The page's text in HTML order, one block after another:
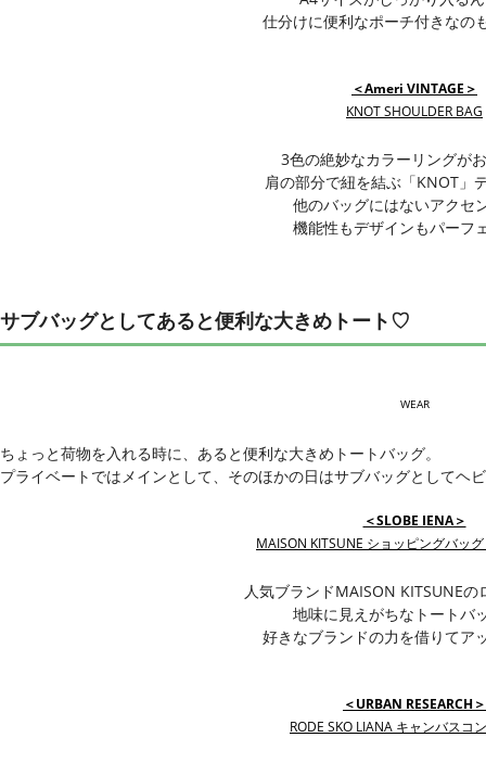
仕分けに便利なポーチ付きなの
＜Ameri VINTAGE＞
KNOT SHOULDER BAG
3色の絶妙なカラーリングが
肩の部分で紐を結ぶ「KNOT」
他のバッグにはないアクセ
機能性もデザインもパーフ
サブバッグとしてあると便利な大きめトート♡
WEAR
ちょっと荷物を入れる時に、あると便利な大きめトートバッグ。
プライベートではメインとして、そのほかの日はサブバッグとして
＜SLOBE IENA＞
MAISON KITSUNE ショッピングバッグ
人気ブランドMAISON KITSUNEの
地味に見えがちなトートバ
好きなブランドの力を借りてア
＜URBAN RESEARCH＞
RODE SKO LIANA キャンバスコ